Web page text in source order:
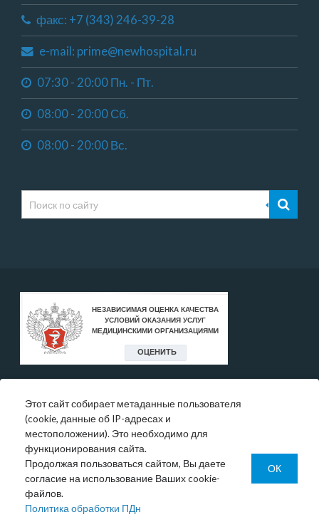
факс: +7 (343) 246-39-28
e-mail: prime@newhospital.ru
07:30 - 20:00 Пн. - Пт.
08:00 - 20:00 Сб.
08:00 - 20:00 Вс.
* Цены, указанные на сайте, носят исключительно
информативный характер и могут быть в любое время
изменены.
Окончательную информация необходимо уточнять у
администратора в регистратуре или по телефону:
+7 (343) 355-56-57.
© 1993-2026 ООО МО «Новая больница»
Этот сайт собирает метаданные пользователя
(cookie, данные об IP-адресах и
местоположении). Это необходимо для
функционирования сайта.
Продолжая пользоваться сайтом, Вы даете
согласие на использование Ваших cookie-
файлов.
Политика обработки ПДн
ОК